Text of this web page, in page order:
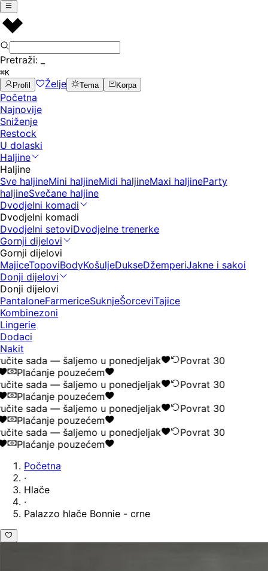
Pretraži:
⌘K
Profil
Želje Tema Korpa
Početna
Najnovije
Sniženje
Restock
U dolaski
Haljine
Haljine
Sve haljineMini haljineMidi haljineMaxi haljineParty
haljineSvečane haljine
Dvodjelni komadi
Dvodjelni komadi
Dvodjelni setoviDvodjelne trenerke
Gornji dijelovi
Gornji dijelovi
MajiceTopoviBodyKošuljeDukseDžemperiJakne i sakoi
Donji dijelovi
Donji dijelovi
PantaloneFarmericeSuknjeŠorceviTajice
Kombinezoni
Lingerie
Dodaci
Nakit
sada — šaljemo u ponedjeljak
Povrat 30
Plaćanje pouzećem
sada — šaljemo u ponedjeljak
Povrat 30
Plaćanje pouzećem
sada — šaljemo u ponedjeljak
Povrat 30
Plaćanje pouzećem
sada — šaljemo u ponedjeljak
Povrat 30
Plaćanje pouzećem
Početna
·
Hlače
·
Palazzo hlače Bonnie - crne